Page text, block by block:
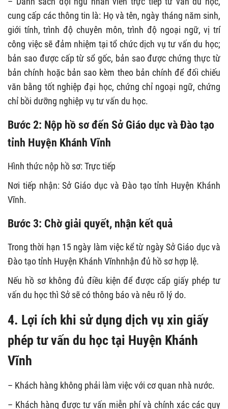
cung cấp các thông tin là: Họ và tên, ngày tháng năm sinh,
giới tính, trình độ chuyên môn, trình độ ngoại ngữ, vị trí
công việc sẽ đảm nhiệm tại tổ chức dịch vụ tư vấn du học;
bản sao được cấp từ sổ gốc, bản sao được chứng thực từ
bản chính hoặc bản sao kèm theo bản chính để đối chiếu
văn bằng tốt nghiệp đại học, chứng chỉ ngoại ngữ, chứng
chỉ bồi dưỡng nghiệp vụ tư vấn du học.
Bước 2: Nộp hồ sơ đến Sở Giáo dục và Đào tạo
tỉnh Huyện Khánh Vĩnh
Hình thức nộp hồ sơ: Trực tiếp
Nơi tiếp nhận: Sở Giáo dục và Đào tạo tỉnh Huyện Khánh
Vĩnh.
Bước 3: Chờ giải quyết, nhận kết quả
Trong thời hạn 15 ngày làm việc kể từ ngày Sở Giáo dục và
Đào tạo tỉnh Huyện Khánh Vĩnhnhận đủ hồ sơ hợp lệ.
Nếu hồ sơ không đủ điều kiện để được cấp giấy phép tư
vấn du học thì Sở sẽ có thông báo và nêu rõ lý do.
4. Lợi ích khi sử dụng dịch vụ xin giấy
phép tư vấn du học tại Huyện Khánh
Vĩnh
– Khách hàng không phải làm việc với cơ quan nhà nước.
– Khách hàng được tư vấn miễn phí và chính xác các quy